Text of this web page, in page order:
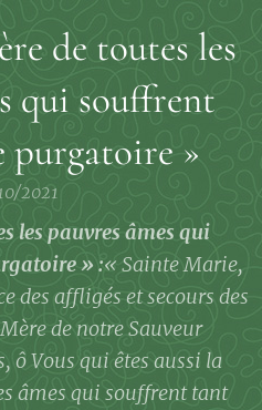
de toutes les
qui souffrent
purgatoire »
2021
les pauvres âmes qui
» :« Sainte Marie,
des affligés et secours des
de notre Sauveur
ô Vous qui êtes aussi la
âmes qui souffrent tant